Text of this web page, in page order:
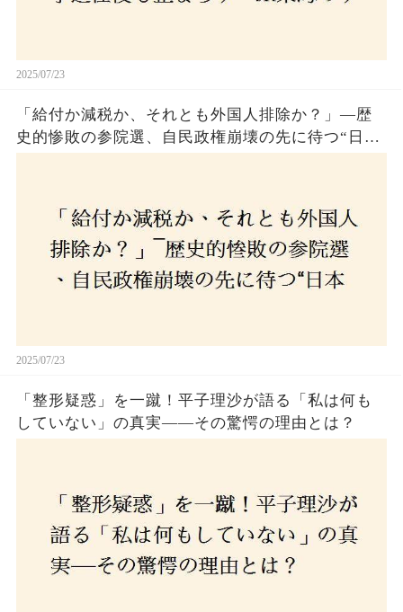
2025/07/23
「給付か減税か、それとも外国人排除か？」―歴
史的惨敗の参院選、自民政権崩壊の先に待つ“日本
2025/07/23
「整形疑惑」を一蹴！平子理沙が語る「私は何も
していない」の真実——その驚愕の理由とは？